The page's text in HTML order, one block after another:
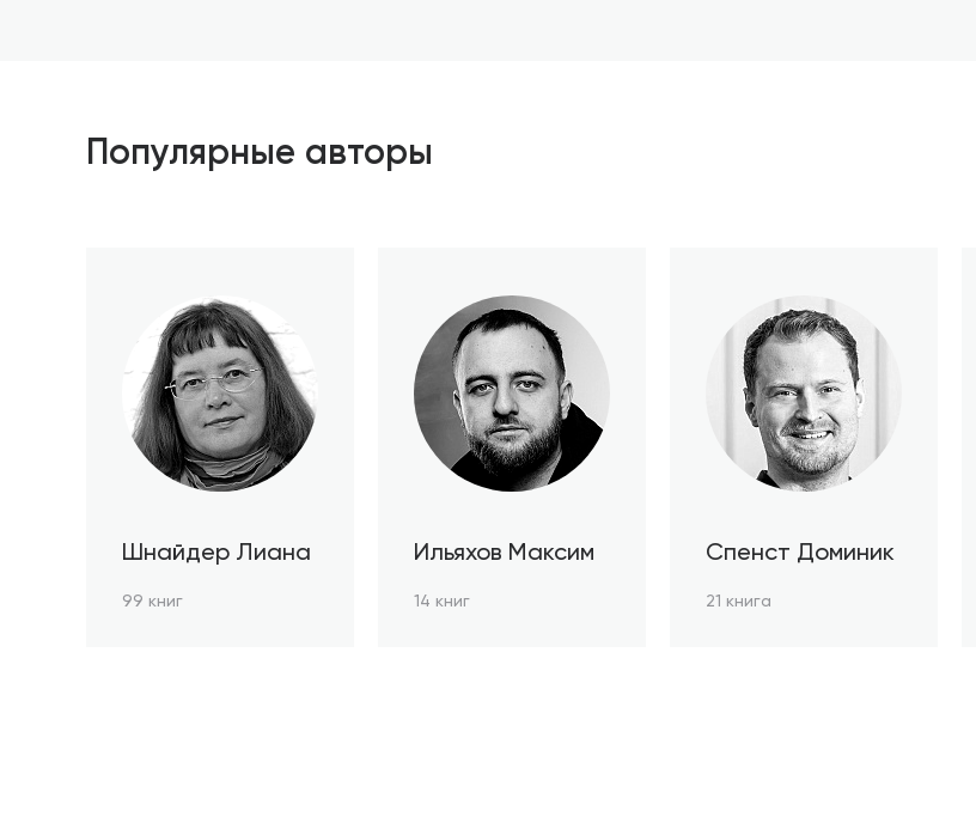
Популярные авторы
Шнайдер Лиана
99 книг
Ильяхов Максим
14 книг
Спенст Доминик
21 книга